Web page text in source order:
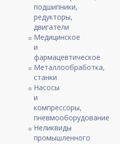
подшипники,
редукторы,
двигатели
Медицинское
и
фармацевтическое
Металлообработка,
станки
Насосы
и
компрессоры,
пневмооборудование
Неликвиды
промышленного